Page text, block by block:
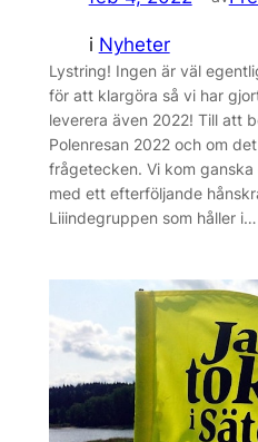
i Nyheter
Lystring! Ingen är väl
för att klargöra så vi har
leverera även 2022! Till att
Polenresan 2022 och om
frågetecken. Vi kom
med ett efterföljande
Liiindegruppen som håller i…